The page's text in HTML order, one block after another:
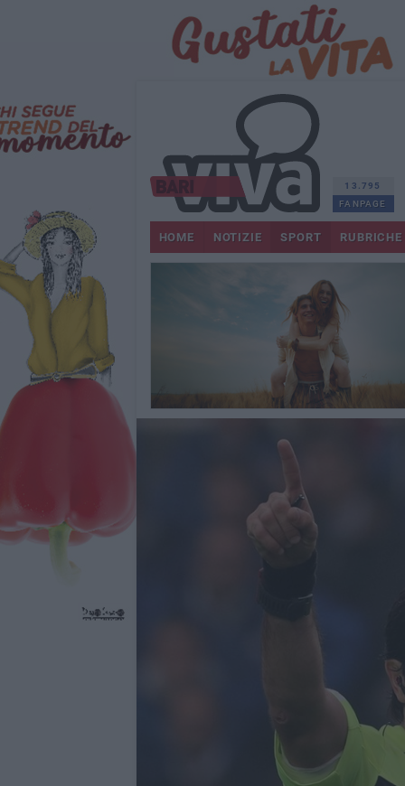
13.795
FANPAGE
HOME NOTIZIE SPORT RUBRICHE